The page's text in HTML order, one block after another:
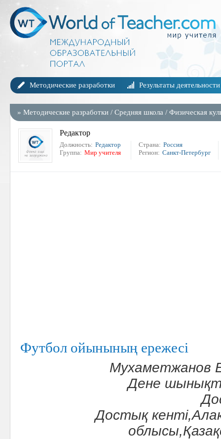
Методические разработки Результаты деятельности
» Методические разработки / Средняя школа / Физическая
Редактор
Должность: Редактор
Группа: Мир учителя
Страна: Россия
Регион: Санкт-Петербург
Футбол ойынының ережесі
Мухаметжанов
Дене
Достық кенті,